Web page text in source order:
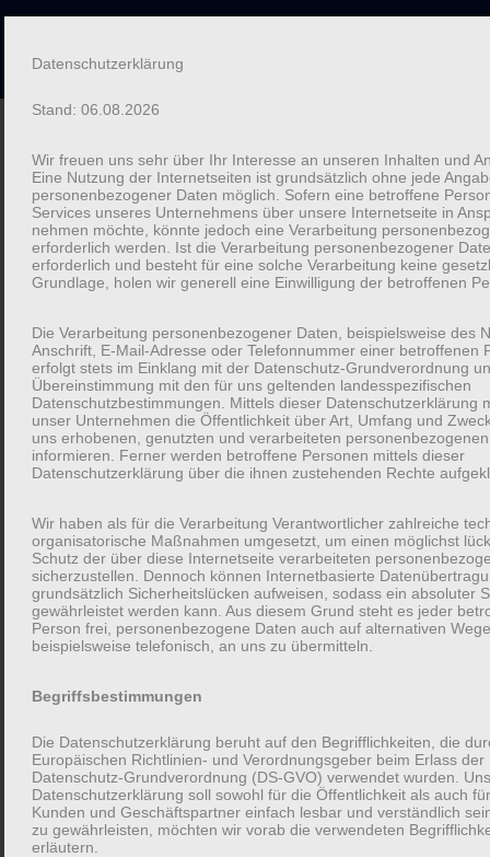
Zum
springen
Wir entlocken euch Geschichten
Startseite»Mehr Fragen für bessere Gespräche in der Familie
Mehr Fragen für bessere Gespräche in der
Familie
Zuallererst, was soll das sein: Ein gutes Gespräch? Knigge
sagte bereits 1788 in seinem Buch “Über den Umgang mit
Datenschutzerklärung
Stand: 06.08.2026
Wir freuen uns sehr über Ihr Interesse an unseren Inhalten und
Eine Nutzung der Internetseiten ist grundsätzlich ohne jede
personenbezogener Daten möglich. Sofern eine betroffene
Services unseres Unternehmens über unsere Internetseite in
nehmen möchte, könnte jedoch eine Verarbeitung
erforderlich werden. Ist die Verarbeitung personenbezogener
erforderlich und besteht für eine solche Verarbeitung keine
Grundlage, holen wir generell eine Einwilligung der betroffenen
Die Verarbeitung personenbezogener Daten, beispielsweise des
Anschrift, E-Mail-Adresse oder Telefonnummer einer betroffenen
erfolgt stets im Einklang mit der Datenschutz-Grundverordnung
Übereinstimmung mit den für uns geltenden landesspezifischen
Datenschutzbestimmungen. Mittels dieser Datenschutzerklärung
unser Unternehmen die Öffentlichkeit über Art, Umfang und
uns erhobenen, genutzten und verarbeiteten
informieren. Ferner werden betroffene Personen mittels dieser
Datenschutzerklärung über die ihnen zustehenden Rechte
Wir haben als für die Verarbeitung Verantwortlicher zahlreiche
organisatorische Maßnahmen umgesetzt, um einen möglichst
Schutz der über diese Internetseite verarbeiteten
sicherzustellen. Dennoch können Internetbasierte
grundsätzlich Sicherheitslücken aufweisen, sodass ein absoluter
gewährleistet werden kann. Aus diesem Grund steht es jeder
Person frei, personenbezogene Daten auch auf alternativen
beispielsweise telefonisch, an uns zu übermitteln.
Begriffsbestimmungen
Die Datenschutzerklärung beruht auf den Begrifflichkeiten, die
Europäischen Richtlinien- und Verordnungsgeber beim Erlass der
Datenschutz-Grundverordnung (DS-GVO) verwendet wurden.
Datenschutzerklärung soll sowohl für die Öffentlichkeit als auch
Kunden und Geschäftspartner einfach lesbar und verständlich
zu gewährleisten, möchten wir vorab die verwendeten
erläutern.